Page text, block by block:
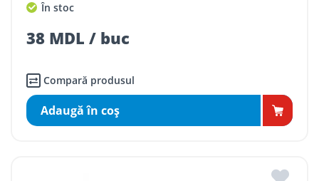
În stoc
38 MDL / buc
Compară produsul
Adaugă în coş